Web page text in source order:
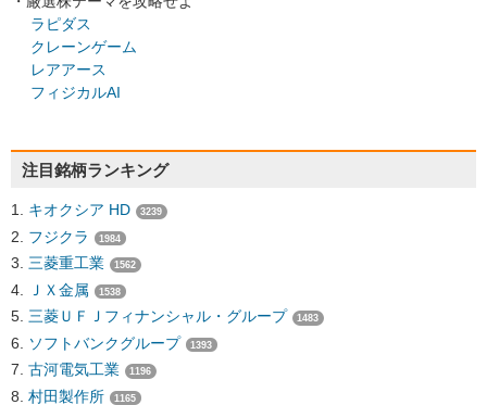
ラピダス
クレーンゲーム
レアアース
フィジカルAI
注目銘柄ランキング
キオクシア HD 3239
フジクラ 1984
三菱重工業 1562
ＪＸ金属 1538
三菱ＵＦＪフィナンシャル・グループ 1483
ソフトバンクグループ 1393
古河電気工業 1196
村田製作所 1165